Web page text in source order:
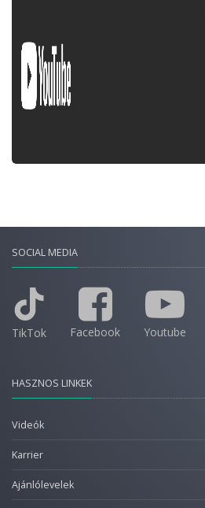
SOCIAL MEDIA
TikTok Facebook Youtube
HASZNOS LINKEK
Videók
Karrier
Ajánlólevelek